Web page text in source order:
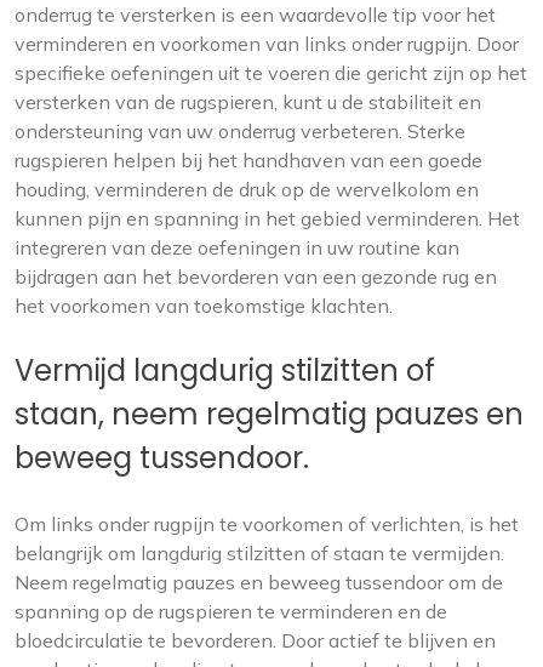
onderrug te versterken is een waardevolle tip voor het
verminderen en voorkomen van links onder rugpijn. Door
specifieke oefeningen uit te voeren die gericht zijn op het
versterken van de rugspieren, kunt u de stabiliteit en
ondersteuning van uw onderrug verbeteren. Sterke
rugspieren helpen bij het handhaven van een goede
houding, verminderen de druk op de wervelkolom en
kunnen pijn en spanning in het gebied verminderen. Het
integreren van deze oefeningen in uw routine kan
bijdragen aan het bevorderen van een gezonde rug en
het voorkomen van toekomstige klachten.
Vermijd langdurig stilzitten of
staan, neem regelmatig pauzes en
beweeg tussendoor.
Om links onder rugpijn te voorkomen of verlichten, is het
belangrijk om langdurig stilzitten of staan te vermijden.
Neem regelmatig pauzes en beweeg tussendoor om de
spanning op de rugspieren te verminderen en de
bloedcirculatie te bevorderen. Door actief te blijven en